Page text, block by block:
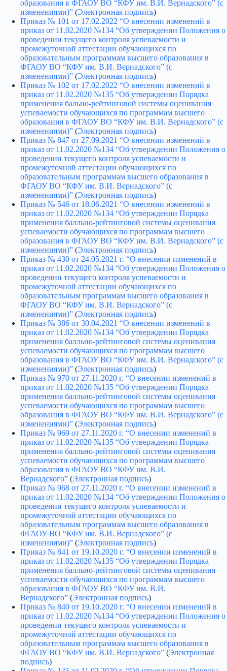
образования в ФГАОУ ВО “КФУ им. В.И. Вернадского” (с
изменениями)” (Электронная подпись)
Приказ № 101 от 17.02.2022 “О внесении изменений в
приказ от 11.02.2020 №134 “Об утверждении Положения о
проведении текущего контроля успеваемости и
промежуточной аттестации обучающихся по
образовательным программам высшего образования в
ФГАОУ ВО “КФУ им. В.И. Вернадского” (с
изменениями)” (Электронная подпись)
Приказ № 102 от 17.02.2022 “О внесении изменений в
приказ от 11.02.2020 №135 “Об утверждении Порядка
применения бально-рейтинговой системы оценивания
успеваемости обучающихся по программам высшего
образования в ФГАОУ ВО “КФУ им. В.И. Вернадского” (с
изменениями)” (Электронная подпись)
Приказ № 847 от 27.09.2021 “О внесении изменений в
приказ от 11.02.2020 №134 “Об утверждении Положения о
проведении текущего контроля успеваемости и
промежуточной аттестации обучающихся по
образовательным программам высшего образования в
ФГАОУ ВО “КФУ им. В.И. Вернадского” (с
изменениями)” (Электронная подпись)
Приказ № 546 от 18.06.2021 “О внесении изменений в
приказ от 11.02.2020 №134 “Об утверждении Порядка
применения балльно-рейтинговой системы оценивания
успеваемости обучающихся по программам высшего
образования в ФГАОУ ВО “КФУ им. В.И. Вернадского” (с
изменениями)” (Электронная подпись)
Приказ № 430 от 24.05.2021 г. “О внесении изменений в
приказ от 11.02.2020 №134 “Об утверждении Положения о
проведении текущего контроля успеваемости и
промежуточной аттестации обучающихся по
образовательным программам высшего образования в
ФГАОУ ВО “КФУ им. В.И. Вернадского” (с
изменениями)” (Электронная подпись)
Приказ № 386 от 30.04.2021 “О внесении изменений в
приказ от 11.02.2020 №134 “Об утверждении Порядка
применения балльно-рейтинговой системы оценивания
успеваемости обучающихся по программам высшего
образования в ФГАОУ ВО “КФУ им. В.И. Вернадского” (с
изменениями)” (Электронная подпись)
Приказ № 970 от 27.11.2020 г. “О внесении изменений в
приказ от 11.02.2020 №135 “Об утверждении Порядка
применения балльно-рейтинговой системы оценивания
успеваемости обучающихся по программам высшего
образования в ФГАОУ ВО “КФУ им. В.И. Вернадского” (с
изменениями)” (Электронная подпись)
Приказ № 969 от 27.11.2020 г. “О внесении изменений в
приказ от 11.02.2020 №135 “Об утверждении Порядка
применения балльно-рейтинговой системы оценивания
успеваемости обучающихся по программам высшего
образования в ФГАОУ ВО “КФУ им. В.И.
Вернадского” (Электронная подпись)
Приказ № 968 от 27.11.2020 г. “О внесении изменений в
приказ от 11.02.2020 №134 “Об утверждении Положения о
проведении текущего контроля успеваемости и
промежуточной аттестации обучающихся по
образовательным программам высшего образования в
ФГАОУ ВО “КФУ им. В.И. Вернадского” (с
изменениями)” (Электронная подпись)
Приказ № 841 от 19.10.2020 г. “О внесении изменений в
приказ от 11.02.2020 №135 “Об утверждении Порядка
применения балльно-рейтинговой системы оценивания
успеваемости обучающихся по программам высшего
образования в ФГАОУ ВО “КФУ им. В.И.
Вернадского” (Электронная подпись)
Приказ № 840 от 19.10.2020 г. “О внесении изменений в
приказ от 11.02.2020 №134 “Об утверждении Положения о
проведении текущего контроля успеваемости и
промежуточной аттестации обучающихся по
образовательным программам высшего образования в
ФГАОУ ВО “КФУ им. В.И. Вернадского” (Электронная
подпись)